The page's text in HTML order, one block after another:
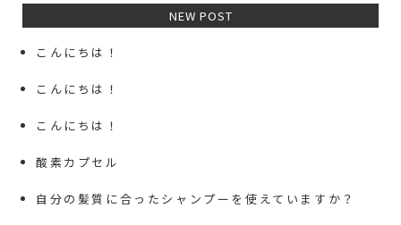
NEW POST
こんにちは！
こんにちは！
こんにちは！
酸素カプセル
自分の髪質に合ったシャンプーを使えていますか？